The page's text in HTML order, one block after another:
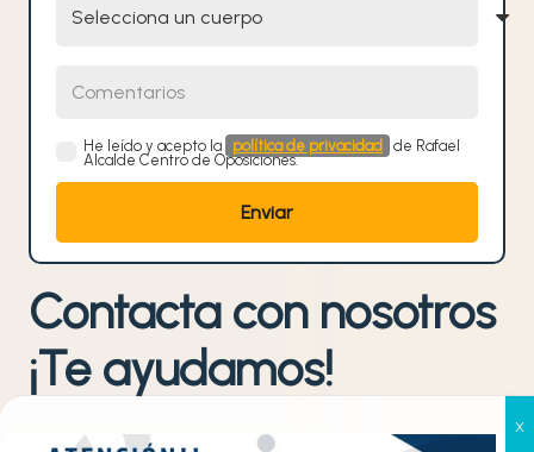
He leído y acepto la política de privacidad
de Rafael
Alcalde Centro de Oposiciones.
Contacta con nosotros
¡Te ayudamos!
952 359 582/+34 645 789 281